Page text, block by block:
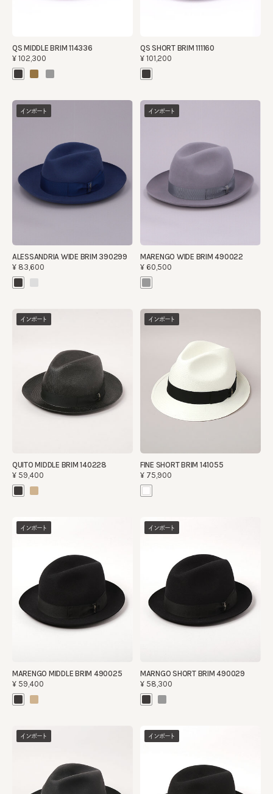
QS MIDDLE BRIM 114336
¥102,300
QS SHORT BRIM 111160
¥101,200
インポート
ALESSANDRIA WIDE BRIM 390299
¥83,600
インポート
MARENGO WIDE BRIM 490022
¥60,500
インポート
QUITO MIDDLE BRIM 140228
¥59,400
インポート
FINE SHORT BRIM 141055
¥75,900
インポート
MARENGO MIDDLE BRIM 490025
¥59,400
インポート
MARNGO SHORT BRIM 490029
¥58,300
インポート インポート